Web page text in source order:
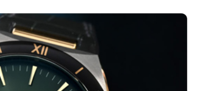
塔（中央广场）A1座办公楼14层07室（需提前预约）
万象城）15层1508室（需提前预约）
字楼A塔7层704室（需提前预约）
大厦南塔写字楼15层07室（需提前预约）
17层1701室（需提前预约）
1座30层05室（需提前预约）